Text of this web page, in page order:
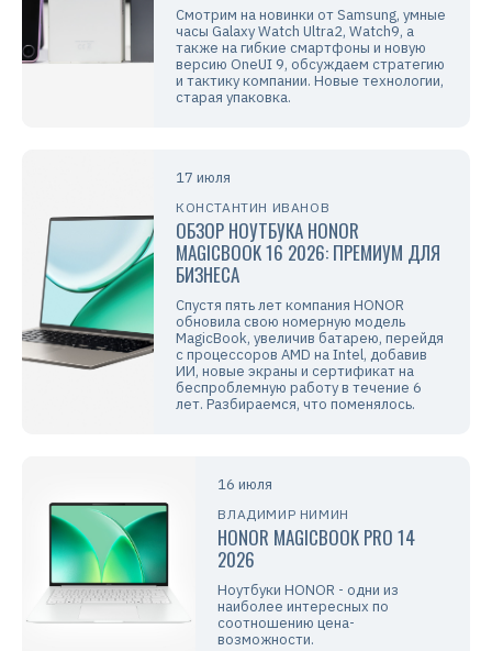
Смотрим на новинки от Samsung, умные
часы Galaxy Watch Ultra2, Watch9, а
также на гибкие смартфоны и новую
версию OneUI 9, обсуждаем стратегию
и тактику компании. Новые технологии,
старая упаковка.
17 июля
КОНСТАНТИН ИВАНОВ
ОБЗОР НОУТБУКА HONOR
MAGICBOOK 16 2026: ПРЕМИУМ ДЛЯ
БИЗНЕСА
Спустя пять лет компания HONOR
обновила свою номерную модель
MagicBook, увеличив батарею, перейдя
с процессоров AMD на Intel, добавив
ИИ, новые экраны и сертификат на
беспроблемную работу в течение 6
лет. Разбираемся, что поменялось.
16 июля
ВЛАДИМИР НИМИН
HONOR MAGICBOOK PRO 14
2026
Ноутбуки HONOR - одни из
наиболее интересных по
соотношению цена-
возможности.